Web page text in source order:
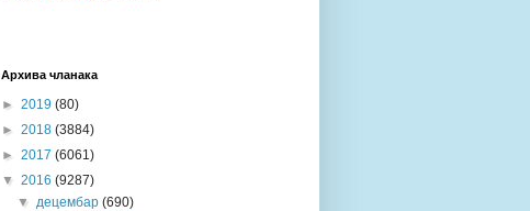
Архива чланака
► 2019 (80)
► 2018 (3884)
► 2017 (6061)
▼ 2016 (9287)
▼децембар(690)